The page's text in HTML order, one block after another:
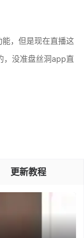
，但是现在直播这
，没准盘丝洞app直
更新教程